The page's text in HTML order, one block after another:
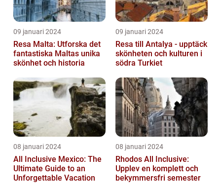
09 januari 2024
Resa Malta: Utforska det
fantastiska Maltas unika
skönhet och historia
09 januari 2024
Resa till Antalya - upptäck
skönheten och kulturen i
södra Turkiet
08 januari 2024
All Inclusive Mexico: The
Ultimate Guide to an
Unforgettable Vacation
08 januari 2024
Rhodos All Inclusive:
Upplev en komplett och
bekymmersfri semester